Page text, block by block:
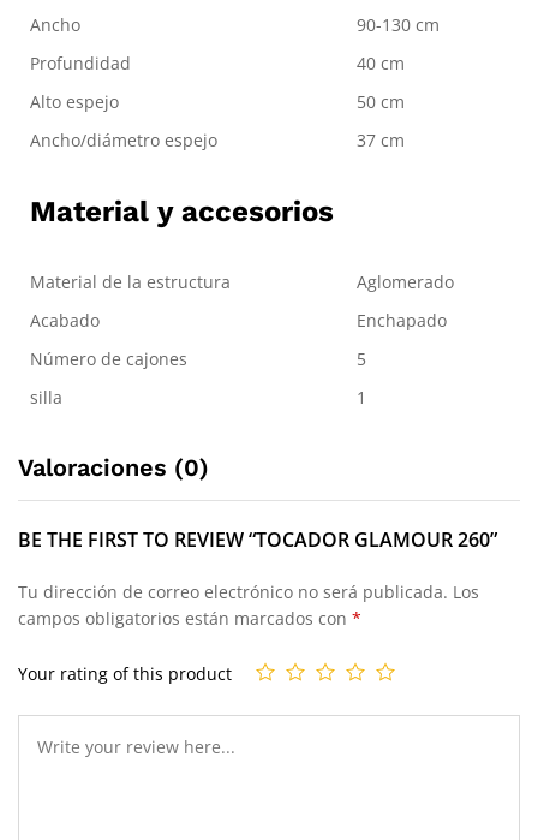
Ancho
90-130 cm
Profundidad
40 cm
Alto espejo
50 cm
Ancho/diámetro espejo
37 cm
Material y accesorios
Material de la estructura
Aglomerado
Acabado
Enchapado
Número de cajones
5
silla
1
Valoraciones (0)
BE THE FIRST TO REVIEW “TOCADOR GLAMOUR 260”
Tu dirección de correo electrónico no será publicada. Los
campos obligatorios están marcados con *
Your rating of this product